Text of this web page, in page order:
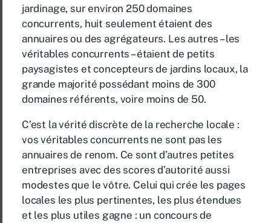
jardinage, sur environ 250 domaines
concurrents, huit seulement étaient des
annuaires ou des agrégateurs. Les autres – les
véritables concurrents – étaient de petits
paysagistes et concepteurs de jardins locaux, la
grande majorité possédant moins de 300
domaines référents, voire moins de 50.
C’est la vérité discrète de la recherche locale :
vos véritables concurrents ne sont pas les
annuaires de renom. Ce sont d’autres petites
entreprises avec des scores d’autorité aussi
modestes que le vôtre. Celui qui crée les pages
locales les plus pertinentes, les plus étendues
et les plus utiles gagne : un concours de